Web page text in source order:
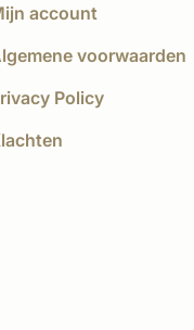
account
voorwaarden
Policy